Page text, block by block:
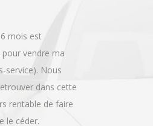
vendre ma
service). Nous
dans cette
rentable de faire
le céder.